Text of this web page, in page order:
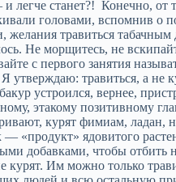
легче станет?! Конечно, от
головами, вспомнив о
желания травиться табачным
Не морщитесь, не
с первого занятия
утверждаю: травиться, а не
устроился, вернее,
этакому позитивному
курят фимиам, ладан,
— «продукт» ядовитого
добавками, чтобы отбить
курят. Им можно только